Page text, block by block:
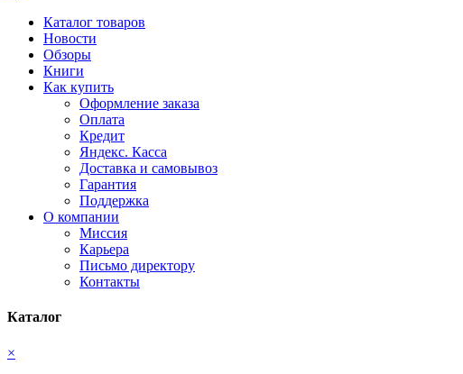
Каталог товаров
Новости
Обзоры
Книги
Как купить
Оформление заказа
Оплата
Кредит
Яндекс. Касса
Доставка и самовывоз
Гарантия
Поддержка
О компании
Миссия
Карьера
Письмо директору
Контакты
Каталог
×